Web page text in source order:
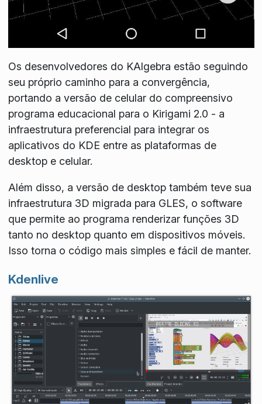
Os desenvolvedores do KAlgebra estão seguindo
seu próprio caminho para a convergência,
portando a versão de celular do compreensivo
programa educacional para o Kirigami 2.0 - a
infraestrutura preferencial para integrar os
aplicativos do KDE entre as plataformas de
desktop e celular.
Além disso, a versão de desktop também teve sua
infraestrutura 3D migrada para GLES, o software
que permite ao programa renderizar funções 3D
tanto no desktop quanto em dispositivos móveis.
Isso torna o código mais simples e fácil de manter.
Kdenlive